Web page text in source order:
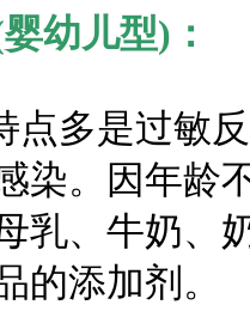
幼儿型)：
点多是过敏
染。因年龄
乳、牛奶、
的添加剂。